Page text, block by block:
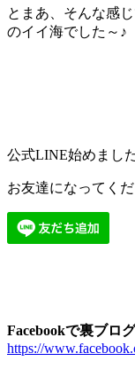
とまあ、そんな感
のイイ海でした～♪
公式LINE始めまし
お友達になってくだ
Facebookで裏ブロ
https://